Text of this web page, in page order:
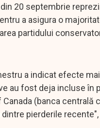
20 septembrie
a asigura o
partidului
a indicat efecte
au fost deja incluse în
(banca centrală
pierderile recente",